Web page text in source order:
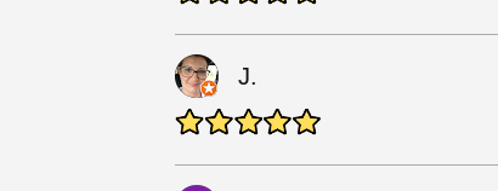
J.